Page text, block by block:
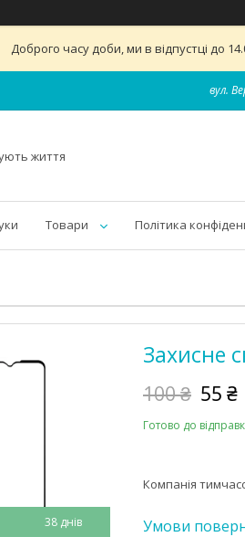
Доброго часу доби, ми в відпустці до
вул.
життя
Товари Політика
38 днів
Захисне
100 ₴ 55 ₴
Готово до
Компанія